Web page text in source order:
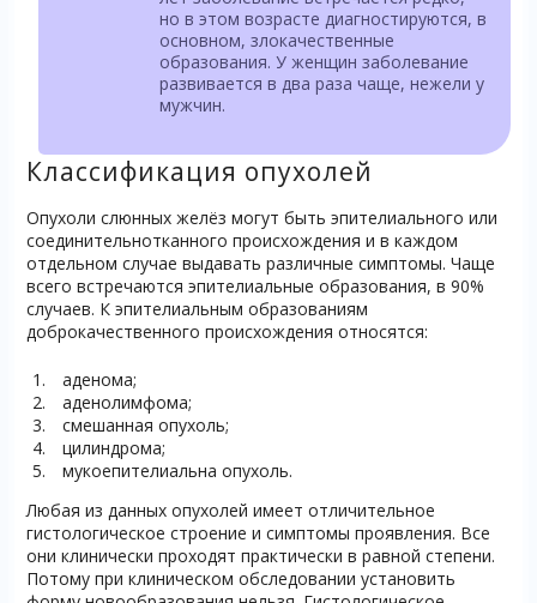
но в этом возрасте диагностируются, в
основном, злокачественные
образования. У женщин заболевание
развивается в два раза чаще, нежели у
мужчин.
Классификация опухолей
Опухоли слюнных желёз могут быть эпителиального или
соединительнотканного происхождения и в каждом
отдельном случае выдавать различные симптомы. Чаще
всего встречаются эпителиальные образования, в 90%
случаев. К эпителиальным образованиям
доброкачественного происхождения относятся:
аденома;
аденолимфома;
смешанная опухоль;
цилиндрома;
мукоепителиальна опухоль.
Любая из данных опухолей имеет отличительное
гистологическое строение и симптомы проявления. Все
они клинически проходят практически в равной степени.
Потому при клиническом обследовании установить